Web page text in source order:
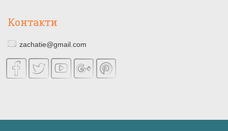
Контакти
zachatie@gmail.com